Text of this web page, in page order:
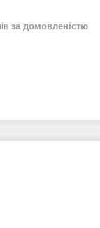
за домовленістю